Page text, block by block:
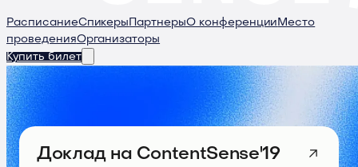
РасписаниеСпикеры ПартнерыО конференции Место
проведенияОрганизаторы
Купить билет
Доклад на ContentSense'19